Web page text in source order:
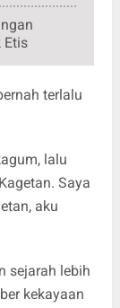
Etis
terlalu
lalu
Saya
aku
sejarah lebih
kekayaan